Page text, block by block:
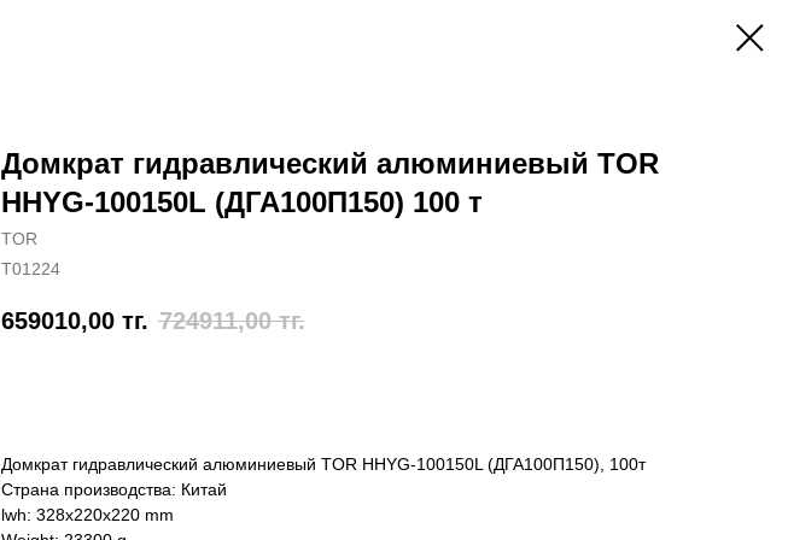
Домкрат гидравлический алюминиевый TOR
HHYG-100150L (ДГА100П150) 100 т
TOR
T01224
659010,00 тг. 724911,00 тг.
Домкрат гидравлический алюминиевый TOR HHYG-100150L (ДГА100П150), 100т
Страна производства: Китай
lwh: 328x220x220 mm